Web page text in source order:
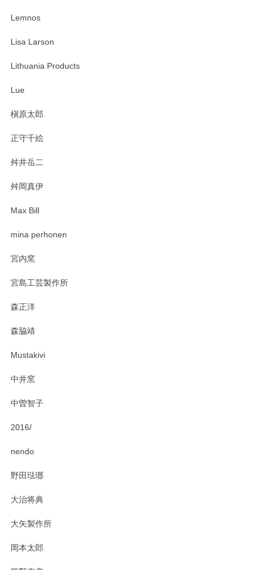
Lemnos
Lisa Larson
Lithuania Products
Lue
槇原太郎
正守千絵
舛井岳二
舛岡真伊
Max Bill
mina perhonen
宮内窯
宮島工芸製作所
森正洋
森脇靖
Mustakivi
中井窯
中曽智子
2016/
nendo
野田琺瑯
大治将典
大矢製作所
岡本太郎